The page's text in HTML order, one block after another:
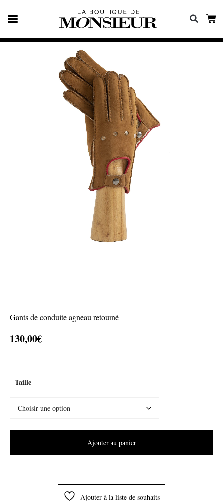
Gants de conduite agneau retourné
130,00€
Taille
Ajouter au panier
Ajouter à la liste de souhaits